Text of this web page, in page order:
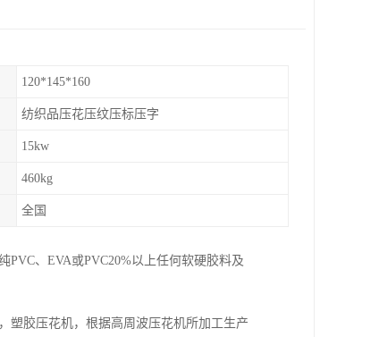
120*145*160
纺织品压花压纹压标压字
15kw
460kg
全国
、EVA或PVC20%以上任何软硬胶料及
塑胶压花机，根据高周波压花机所加工生产